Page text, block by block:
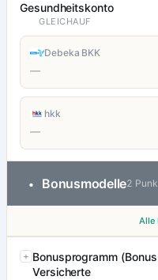
Gesundheitskonto
GLEICHAUF
Debeka BKK
—
hkk
—
• Bonusmodelle2
Alle
Bonusprogramm
Versicherte